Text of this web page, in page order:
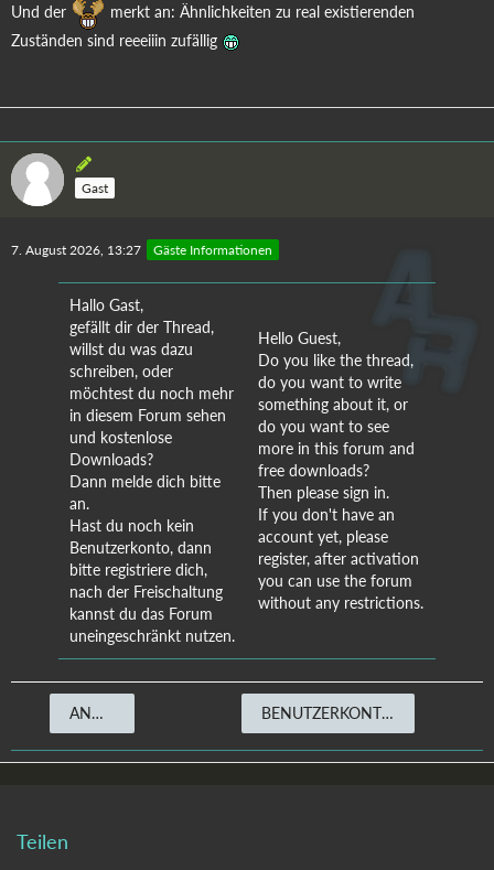
Und der
merkt an: Ähnlichkeiten zu real existierenden
Zuständen sind reeeiiin zufällig
Gast
7. August 2026, 13:27 Gäste Informationen
Hallo Gast,
gefällt dir der Thread,
willst du was dazu
schreiben, oder
möchtest du noch mehr
in diesem Forum sehen
und kostenlose
Downloads?
Dann melde dich bitte
an.
Hast du noch kein
Benutzerkonto, dann
bitte registriere dich,
nach der Freischaltung
kannst du das Forum
uneingeschränkt nutzen.
Hello Guest,
Do you like the thread,
do you want to write
something about it, or
do you want to see
more in this forum and
free downloads?
Then please sign in.
If you don't have an
account yet, please
register, after activation
you can use the forum
without any restrictions.
ANMELDEN BENUTZERKONTO ERSTELLEN
Teilen